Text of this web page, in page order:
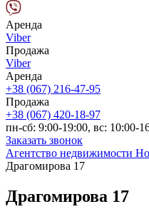
Аренда
Viber
Продажа
Viber
Аренда
+38 (067) 216-47-95
Продажа
+38 (067) 420-18-97
пн-сб: 9:00-19:00, вс: 10:00-
Заказать звонок
Агентство недвижимости
Драгомирова 17
Драгомирова 17